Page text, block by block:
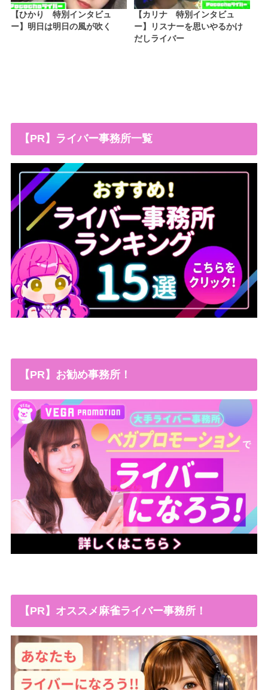
【ひかり 特別インタビュ
ー】明日は明日の風が吹く
【カリナ 特別インタビュ
ー】リスナーを思いやるかけ
だしライバー
【PR】ライバー事務所一覧
【PR】お勧め事務所！
【PR】オススメ麻雀ライバー事務所！